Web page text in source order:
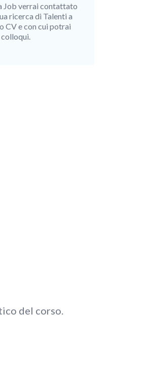
Job verrai contattato
ricerca di Talenti a
CV e con cui potrai
del corso.